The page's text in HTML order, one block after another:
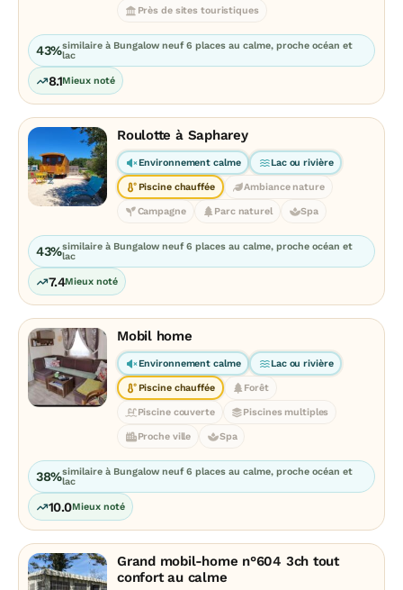
Près de sites touristiques
43%similaire à Bungalow neuf 6 places au calme, proche océan et
lac
8.1Mieux noté
Roulotte à Sapharey
Environnement calme Lac ou rivière
Piscine chauffée Ambiance nature
Campagne Parc naturel Spa
43%similaire à Bungalow neuf 6 places au calme, proche océan et
lac
7.4Mieux noté
Mobil home
Environnement calme Lac ou rivière
Piscine chauffée Forêt
Piscine couverte Piscines multiples
Proche ville Spa
38%similaire à Bungalow neuf 6 places au calme, proche océan et
lac
10.0Mieux noté
Grand mobil-home n°604 3ch tout
confort au calme